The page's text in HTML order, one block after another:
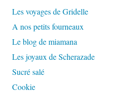
Les voyages de Gridelle
A nos petits fourneaux
Le blog de miamana
Les joyaux de Scherazade
Sucré salé
Cookie